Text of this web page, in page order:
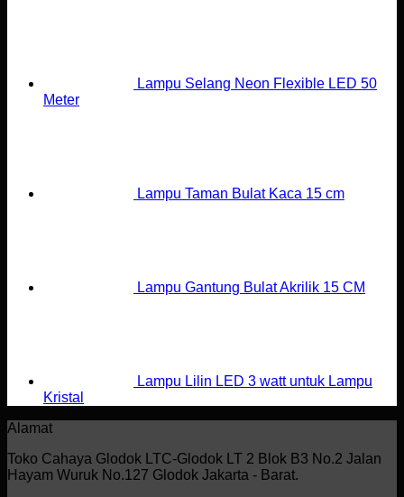
Lampu Selang Neon Flexible LED 50
Meter
Lampu Taman Bulat Kaca 15 cm
Lampu Gantung Bulat Akrilik 15 CM
Lampu Lilin LED 3 watt untuk Lampu
Kristal
Alamat
Toko Cahaya Glodok LTC-Glodok LT 2 Blok B3 No.2 Jalan
Hayam Wuruk No.127 Glodok Jakarta - Barat.